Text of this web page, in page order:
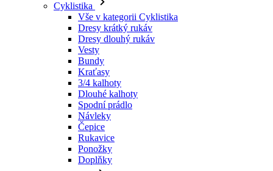
Cyklistika
Vše v kategorii Cyklistika
Dresy krátký rukáv
Dresy dlouhý rukáv
Vesty
Bundy
Kraťasy
3/4 kalhoty
Dlouhé kalhoty
Spodní prádlo
Návleky
Čepice
Rukavice
Ponožky
Doplňky